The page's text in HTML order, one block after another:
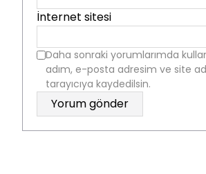
İnternet sitesi
Daha sonraki yorumlarımda
adım, e-posta adresim ve site
tarayıcıya kaydedilsin.